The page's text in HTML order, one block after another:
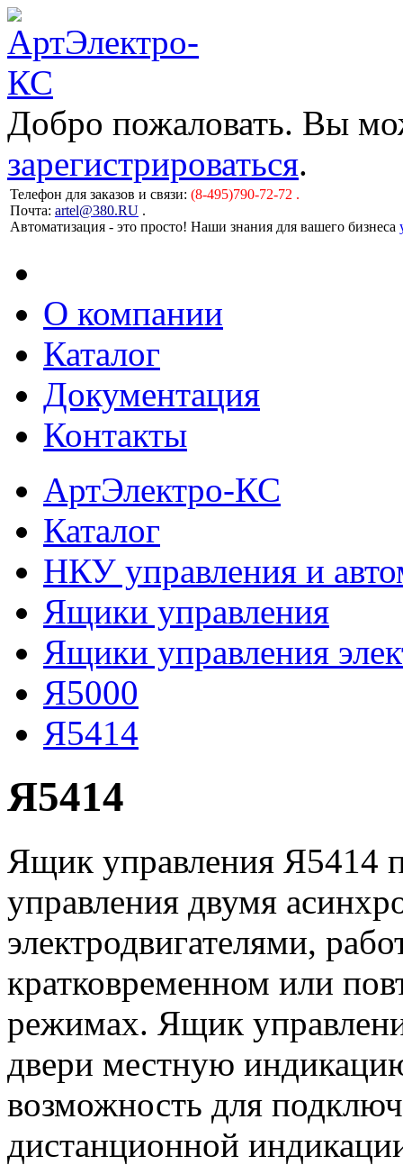
Добро пожаловать. Вы
зарегистрироваться.
Телефон для заказов и связи: (8-495)790-72-72 .
Почта: artel@380.RU .
Автоматизация - это просто! Наши знания для вашего бизнеса
О компании
Каталог
Документация
Контакты
АртЭлектро-КС
Каталог
НКУ управления и
Ящики управления
Ящики управления
Я5000
Я5414
Я5414
Ящик управления Я5414
управления двумя
электродвигателями,
кратковременном или
режимах. Ящик
двери местную
возможность для
дистанционной